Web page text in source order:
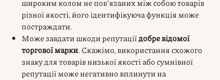
широким колом не пов’язаних між собою товарів
різної якості, його ідентифікуюча функція може
постраждати.
Може завдати шкоди репутаціїдобре відомої
торгової марки. Скажімо, використання схожого
знаку для товарів низької якості або сумнівної
репутації може негативно вплинути на